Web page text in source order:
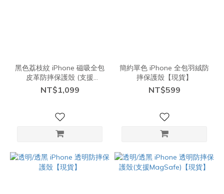
黑色荔枝紋 iPhone 磁吸全包
皮革防摔保護殼 (支援
Magsafe)
NT$1,099
簡約單色 iPhone 全包羽絨防
摔保護殼【現貨】
NT$599